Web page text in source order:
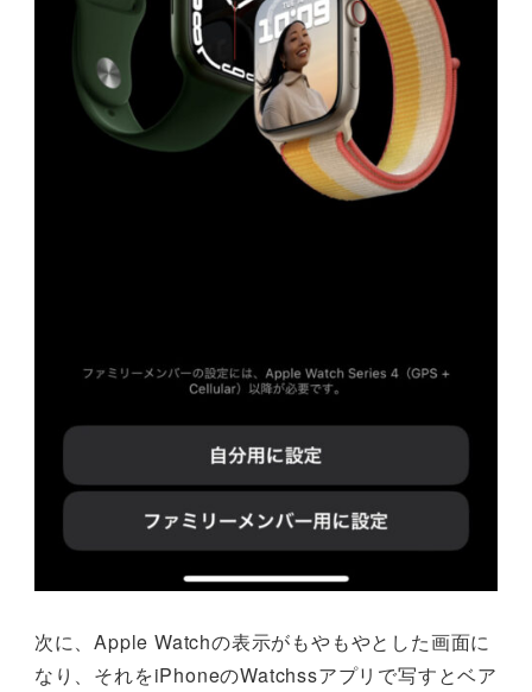
次に、Apple Watchの表示がもやもやとした画面に
なり、それをiPhoneのWatchssアプリで写すとベア